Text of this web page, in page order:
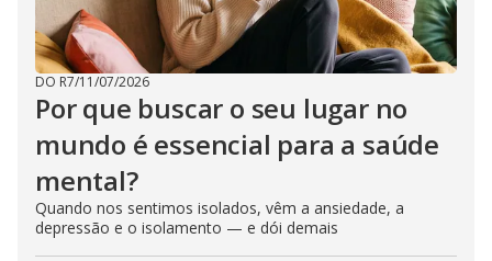
DO R7/11/07/2026
Por que buscar o seu lugar no
mundo é essencial para a saúde
mental?
Quando nos sentimos isolados, vêm a ansiedade, a
depressão e o isolamento — e dói demais